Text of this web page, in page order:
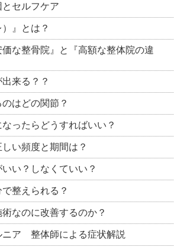
セルフケア
）』とは？
価な整骨院』と『高額な整体院の違
来る？？
はどの関節？
ったらどうすればいい？
い頻度と期間は？
い？しなくていい？
整えられる？
なのに改善するのか？
ニア 整体師による症状解説